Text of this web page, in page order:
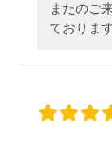
またのご
ております